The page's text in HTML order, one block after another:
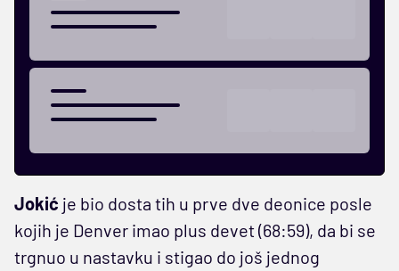
Jokić je bio dosta tih u prve dve deonice posle
kojih je Denver imao plus devet (68:59), da bi se
trgnuo u nastavku i stigao do još jednog